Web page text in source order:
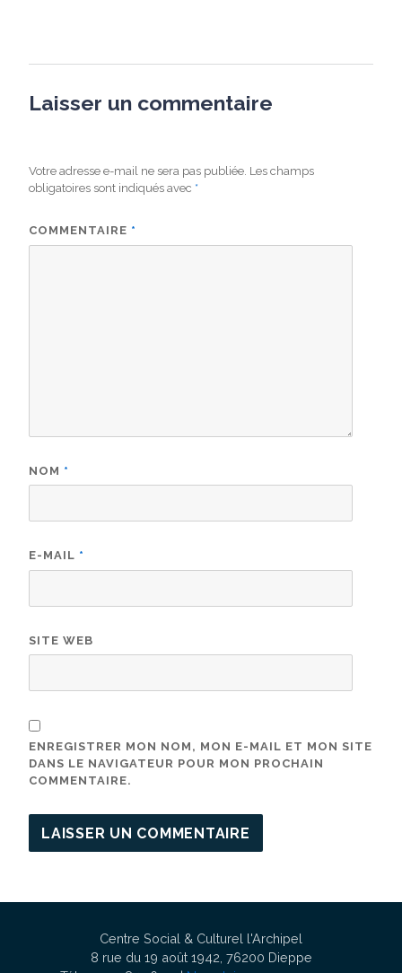
Laisser un commentaire
Votre adresse e-mail ne sera pas publiée. Les champs
obligatoires sont indiqués avec *
COMMENTAIRE *
NOM *
E-MAIL *
SITE WEB
ENREGISTRER MON NOM, MON E-MAIL ET MON SITE
DANS LE NAVIGATEUR POUR MON PROCHAIN
COMMENTAIRE.
Centre Social & Culturel l'Archipel
8 rue du 19 août 1942, 76200 Dieppe